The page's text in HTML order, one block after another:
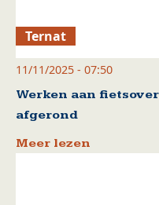
Ternat
11/11/2025 - 07:50
Werken aan
afgerond
Meer lezen